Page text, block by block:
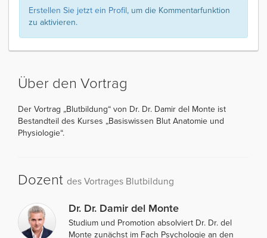
Erstellen Sie jetzt ein Profil, um die Kommentarfunktion
zu aktivieren.
Über den Vortrag
Der Vortrag „Blutbildung“ von Dr. Dr. Damir del Monte ist
Bestandteil des Kurses „Basiswissen Blut Anatomie und
Physiologie“.
Dozent des Vortrages Blutbildung
Dr. Dr. Damir del Monte
Studium und Promotion absolviert Dr. Dr. del
Monte zunächst im Fach Psychologie an den